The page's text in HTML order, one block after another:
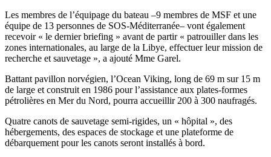
Les membres de l’équipage du bateau –9 membres de MSF et une
équipe de 13 personnes de SOS-Méditerranée– vont également
recevoir « le dernier briefing » avant de partir « patrouiller dans les
zones internationales, au large de la Libye, effectuer leur mission de
recherche et sauvetage », a ajouté Mme Garel.
Battant pavillon norvégien, l’Ocean Viking, long de 69 m sur 15 m
de large et construit en 1986 pour l’assistance aux plates-formes
pétrolières en Mer du Nord, pourra accueillir 200 à 300 naufragés.
Quatre canots de sauvetage semi-rigides, un « hôpital », des
hébergements, des espaces de stockage et une plateforme de
débarquement pour les canots seront installés à bord.